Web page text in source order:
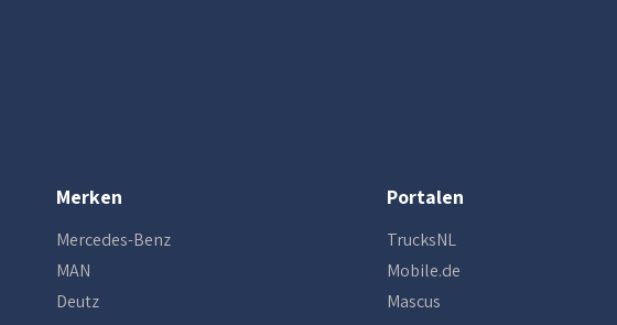
Merken
Mercedes-Benz
MAN
Deutz
Portalen
TrucksNL
Mobile.de
Mascus